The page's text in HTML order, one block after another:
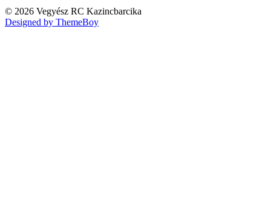
© 2026 Vegyész RC Kazincbarcika
Designed by ThemeBoy